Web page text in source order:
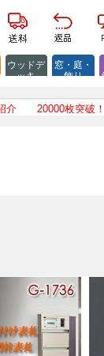
ウッドデ
ッキ
窓・庭・
飾り
突破！！当店自慢の